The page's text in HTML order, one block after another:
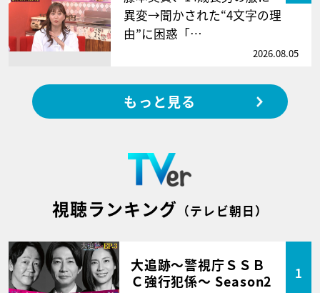
異変→聞かされた“4文字の理
由”に困惑「…
2026.08.05
もっと見る
視聴ランキング （テレビ朝日）
大追跡～警視庁ＳＳＢ
Ｃ強行犯係～ Season2
1